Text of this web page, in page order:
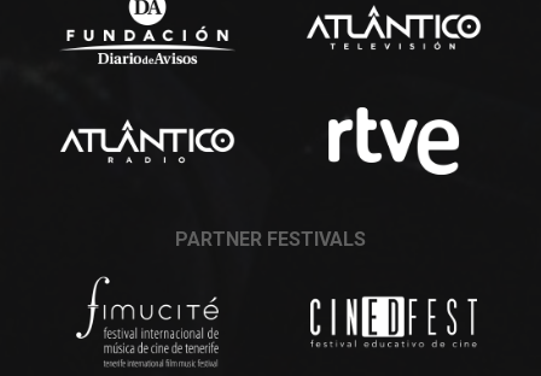
PARTNER FESTIVALS